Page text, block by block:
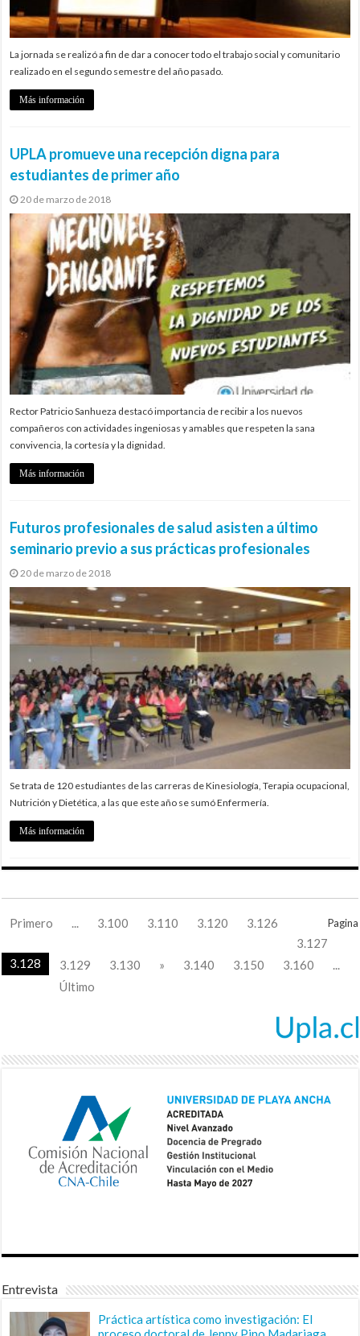
La jornada se realizó a fin de dar a conocer todo el trabajo social y comunitario
realizado en el segundo semestre del año pasado.
Más información
UPLA promueve una recepción digna para
estudiantes de primer año
20 de marzo de 2018
Rector Patricio Sanhueza destacó importancia de recibir a los nuevos
compañeros con actividades ingeniosas y amables que respeten la sana
convivencia, la cortesía y la dignidad.
Más información
Futuros profesionales de salud asisten a último
seminario previo a sus prácticas profesionales
20 de marzo de 2018
Se trata de 120 estudiantes de las carreras de Kinesiología, Terapia ocupacional,
Nutrición y Dietética, a las que este año se sumó Enfermería.
Más información
Pagina
Primero ... 3.100 3.110 3.120
3.126
3.127
3.128
3.129 3.130 » 3.140 3.150 3.160
...
Último
Entrevista
Práctica artística como investigación: El